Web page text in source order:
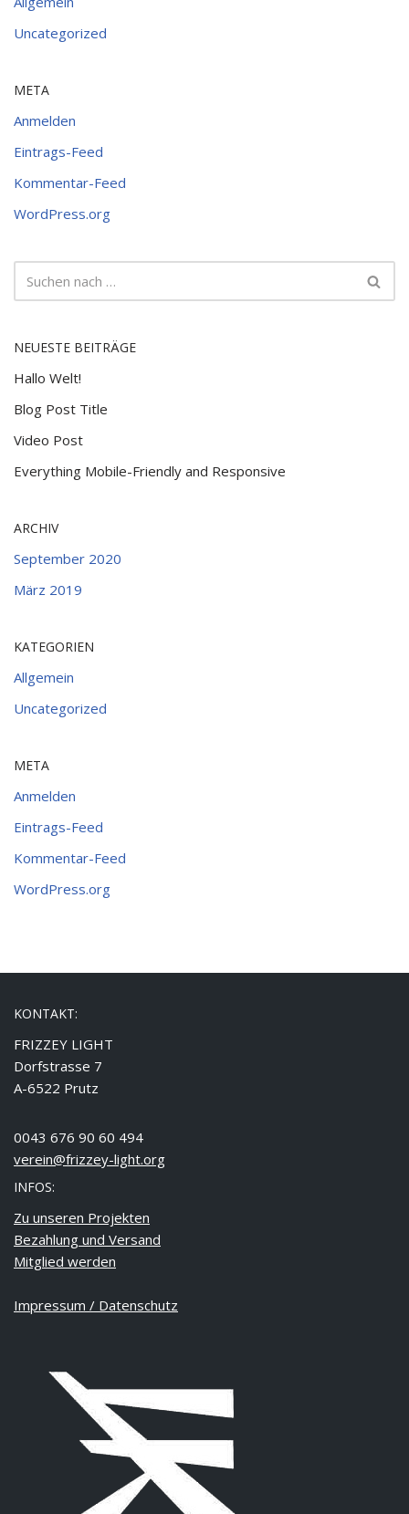
Uncategorized
META
Anmelden
Eintrags-Feed
Kommentar-Feed
WordPress.org
NEUESTE BEITRÄGE
Hallo Welt!
Blog Post Title
Video Post
Everything Mobile-Friendly and Responsive
ARCHIV
September 2020
März 2019
KATEGORIEN
Allgemein
Uncategorized
META
Anmelden
Eintrags-Feed
Kommentar-Feed
WordPress.org
KONTAKT:
FRIZZEY LIGHT
Dorfstrasse 7
A-6522 Prutz
0043 676 90 60 494
verein@frizzey-light.org
INFOS:
Zu unseren Projekten
Bezahlung und Versand
Mitglied werden
Impressum / Datenschutz